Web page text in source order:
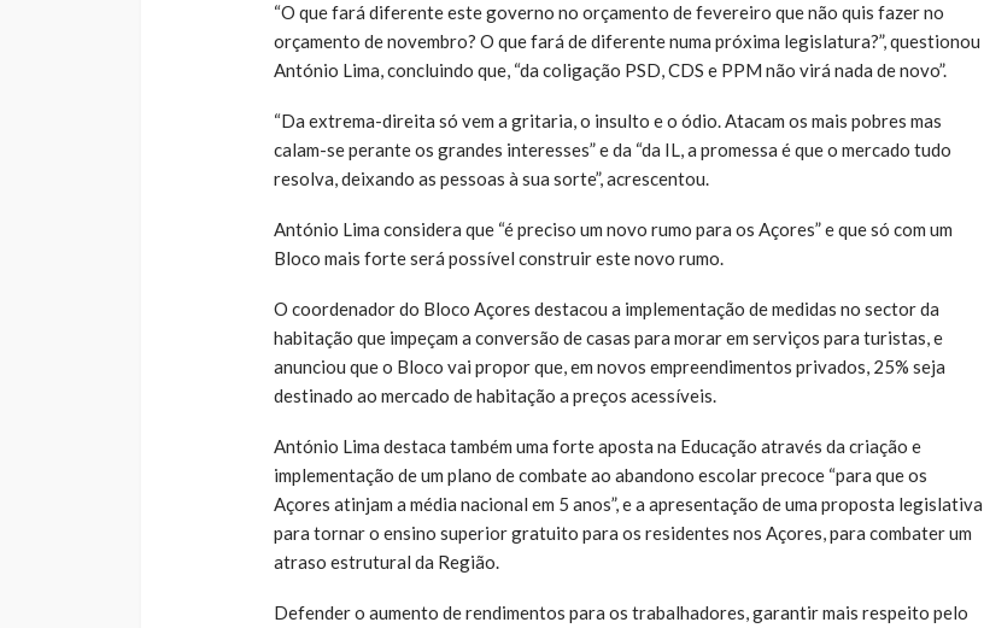
“O que fará diferente este governo no orçamento de fevereiro que não quis fazer no
orçamento de novembro? O que fará de diferente numa próxima legislatura?”, questionou
António Lima, concluindo que, “da coligação PSD, CDS e PPM não virá nada de novo”.
“Da extrema-direita só vem a gritaria, o insulto e o ódio. Atacam os mais pobres mas
calam-se perante os grandes interesses” e da “da IL, a promessa é que o mercado tudo
resolva, deixando as pessoas à sua sorte”, acrescentou.
António Lima considera que “é preciso um novo rumo para os Açores” e que só com um
Bloco mais forte será possível construir este novo rumo.
O coordenador do Bloco Açores destacou a implementação de medidas no sector da
habitação que impeçam a conversão de casas para morar em serviços para turistas, e
anunciou que o Bloco vai propor que, em novos empreendimentos privados, 25% seja
destinado ao mercado de habitação a preços acessíveis.
António Lima destaca também uma forte aposta na Educação através da criação e
implementação de um plano de combate ao abandono escolar precoce “para que os
Açores atinjam a média nacional em 5 anos”, e a apresentação de uma proposta legislativa
para tornar o ensino superior gratuito para os residentes nos Açores, para combater um
atraso estrutural da Região.
Defender o aumento de rendimentos para os trabalhadores, garantir mais respeito pelo